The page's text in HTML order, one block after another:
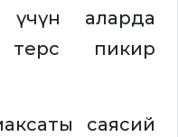
аларда
пикир
саясий